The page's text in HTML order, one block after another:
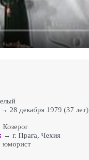
→ 28 декабря 1979 (37 лет)
→ г. Прага, Чехия